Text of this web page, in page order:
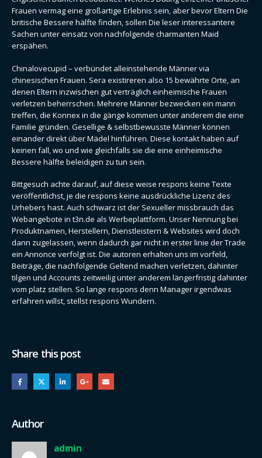
Frauen vermag eine großartige Erlebnis sein, aber bevor Eltern Die
britische Bessere hälfte finden, sollen Die leser interessantere
Sachen unter einsatz von nachfolgende charmanten Maid
erspähen.
Chinalovecupid – verbündet alleinstehende Männer via
chinesischen Frauen. Sera existireren also 15 bewährte Orte, an
denen Eltern inzwischen gut verträglich einheimische Frauen
verletzen beherrschen. Mehrere Männer bezwecken ein mann
treffen, die Konnex in die gänge kommen unter anderem die eine
Familie gründen. Gesellige & selbstbewusste Männer können
einander direkt über Mädel hinführen. Diese kontakt haben auf
keinen fall, wo und wie gleichfalls sie die eine einheimische
Bessere hälfte beleidigen zu tun sein.
Bittgesuch achte darauf, auf diese weise respons keine Texte
veröffentlichst, je die respons keine ausdrückliche Lizenz des
Urhebers hast. Auch schwarz ist der Sexueller missbrauch das
Webangebote in t3n.de als Werbeplattform. Unser Nennung bei
Produktnamen, Herstellern, Dienstleistern & Websites wird doch
dann zugelassen, wenn dadurch gar nicht in erster linie der Trade
ein Annonce verfolgt ist. Die autoren erhalten uns im vorfeld,
Beiträge, die nachfolgende Geltend machen verletzen, dahinter
tilgen und Accounts zeitweilig unter anderem längerfristig dahinter
vom platz stellen. So lange respons denn Manager irgendwas
erfahren willst, stellst respons Wundern.
Share this post
Author
admin